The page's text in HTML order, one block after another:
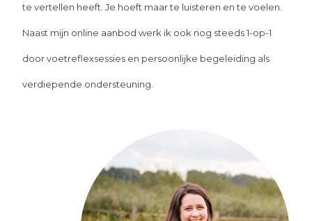
te vertellen heeft. Je hoeft maar te luisteren en te voelen.
Naast mijn online aanbod werk ik ook nog steeds 1-op-1
door voetreflexsessies en persoonlijke begeleiding als
verdiepende ondersteuning.